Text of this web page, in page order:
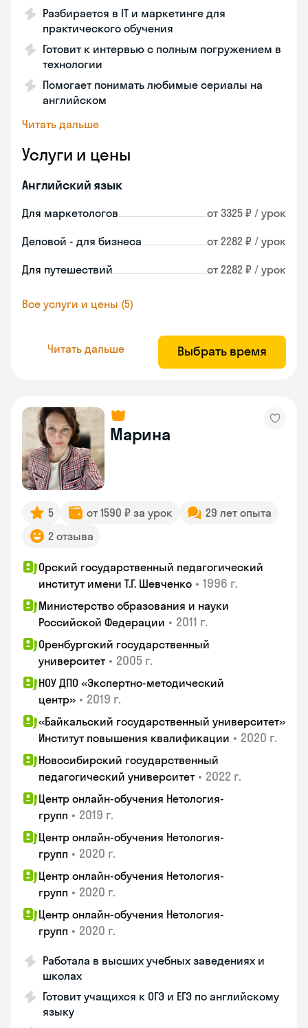
Разбирается в IT и маркетинге для
практического обучения
Готовит к интервью с полным погружением в
технологии
Помогает понимать любимые сериалы на
английском
Читать дальше
Услуги и цены
Английский язык
Для маркетологов от 3325 ₽ / урок
Деловой - для бизнеса от 2282 ₽ / урок
Для путешествий от 2282 ₽ / урок
Все услуги и цены (5)
Читать дальше Выбрать время
Марина
5 от 1590 ₽ за урок
29 лет опыта
2 отзыва
Орский государственный педагогический
институт имени Т.Г. Шевченко • 1996 г.
Министерство образования и науки
Российской Федерации • 2011 г.
Оренбургский государственный
университет • 2005 г.
НОУ ДПО «Экспертно-методический
центр» • 2019 г.
«Байкальский государственный университет»
Институт повышения квалификации • 2020 г.
Новосибирский государственный
педагогический университет • 2022 г.
Центр онлайн-обучения Нетология-
групп • 2019 г.
Центр онлайн-обучения Нетология-
групп • 2020 г.
Центр онлайн-обучения Нетология-
групп • 2020 г.
Центр онлайн-обучения Нетология-
групп • 2020 г.
Работала в высших учебных заведениях и
школах
Готовит учащихся к ОГЭ и ЕГЭ по английскому
языку